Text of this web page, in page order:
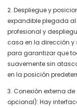
2. Despliegue y
expandible plegada
profesional y
casa en la dirección y
para garantizar que
suavemente sin
en la posición
3. Conexión externa
opcional): Hay